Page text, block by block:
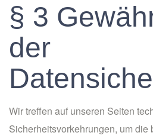
§ 3
der
Wir treffen auf unseren Seiten
Sicherheitsvorkehrungen, um die